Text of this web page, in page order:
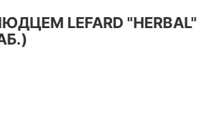
LEFARD "HERBAL"